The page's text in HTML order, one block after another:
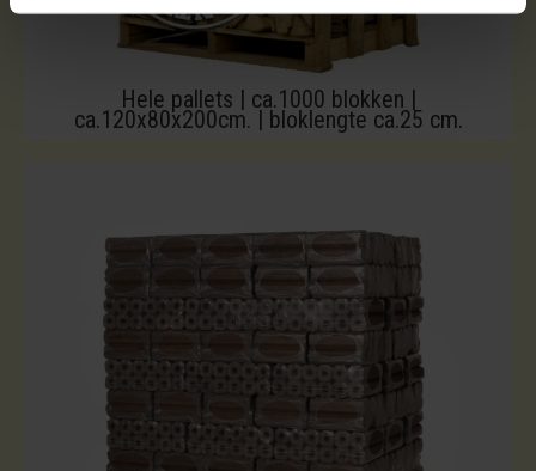
Hele pallets | ca.1000 blokken |
ca.120x80x200cm. | bloklengte ca.25 cm.